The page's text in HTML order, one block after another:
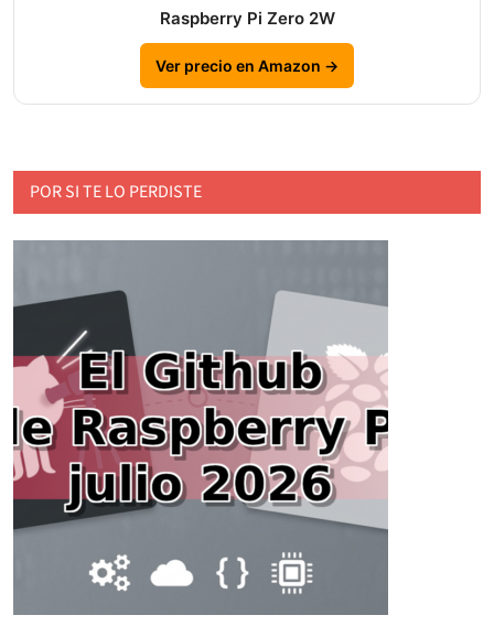
Raspberry Pi Zero 2W
Ver precio en Amazon →
POR SI TE LO PERDISTE